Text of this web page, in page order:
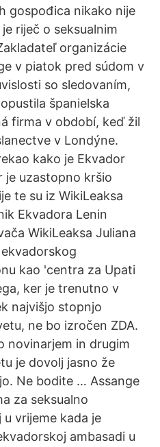
gospođica nikako nije
riječ o seksualnim
organizácie
v piatok pred súdom v
so sledovaním,
španielska
firma v období, keď žil
v Londýne.
kako je Ekvador
je uzastopno kršio
te su iz WikiLeaksa
Ekvadora Lenin
WikiLeaksa Juliana
kao 'centra za Upati
ker je trenutno v
najvišjo stopnjo
ne bo izročen ZDA.
novinarjem in drugim
je dovolj jasno že
Ne bodite … Assange
za seksualno
vrijeme kada je
ambasadi u